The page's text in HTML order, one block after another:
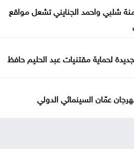
شلبي واحمد الجنايني تشعل مواقع
لحماية مقتنيات عبد الحليم حافظ
عمّان السينمائي الدولي